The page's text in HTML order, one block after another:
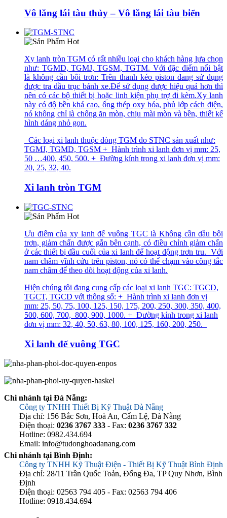
Vô lăng lái tàu thủy – Vô lăng lái tàu biển
Xy lanh tròn TGM có rất nhiều loại cho khách hàng lựa chọn
như: TGMD, TGMJ, TGSM, TGTM. Với đặc điểm nổi bật
là không cần bôi trơn: Trên thanh kéo piston đang sử dụng
được tra dầu trục bánh xe.Để sử dụng được hiệu quả hơn thì
nên có các bộ thiết bị hoặc linh kiện phụ trợ đi kèm.Xy lanh
này có độ bền khá cao, ống thép oxy hóa, phủ lớp cách điện,
nó không chỉ là chống ăn mòn, chịu mài mòn và bền, thiết kế
hình dáng nhỏ gọn.
Các loại xi lanh thuộc dòng TGM do STNC sản xuất như:
TGMJ, TGMD, TGSM + Hành trình xi lanh đơn vị mm: 25,
50 …400, 450, 500. + Đường kính trong xi lanh đơn vị mm:
20, 25, 32, 40.
Xi lanh tròn TGM
Ưu điểm của xy lanh đế vuông TGC là Không cần dầu bôi
trơn, giảm chấn được gắn bên cạnh, có điều chỉnh giảm chấn
ở các thiết bị đầu cuối của xi lanh để hoạt động trơn tru. Với
nam châm vĩnh cửu trên piston, nó có thể chạm vào công tắc
nam châm để theo dõi hoạt động của xi lanh.
Hiện chúng tôi đang cung cấp các loại xi lanh TGC: TGCD,
TGCT, TGCD với thông số: + Hành trình xi lanh đơn vị
mm: 25, 50, 75, 100, 125, 150, 175, 200, 250, 300, 350, 400,
500, 600, 700, 800, 900, 1000. + Đường kính trong xi lanh
đơn vị mm: 32, 40, 50, 63, 80, 100, 125, 160, 200, 250.
Xi lanh đế vuông TGC
Chi nhánh tại Đà Nẵng:
Công ty TNHH Thiết Bị Kỹ Thuật Đà Nẵng
Địa chỉ: 156 Bắc Sơn, Hoà An, Cẩm Lệ, Đà Nẵng
Điện thoại: 0236 3767 333 - Fax: 0236 3767 332
Hotline: 0982.434.694
Email: info@tudonghoadanang.com
Chi nhánh tại Bình Định:
Công ty TNHH Kỹ Thuật Điện - Thiết Bị Kỹ Thuật Bình Định
Địa chỉ: 28/11 Trần Quốc Toản, Đống Đa, TP Quy Nhơn, Bình
Định
Điện thoại: 02563 794 405 - Fax: 02563 794 406
Hotline: 0918.434.694